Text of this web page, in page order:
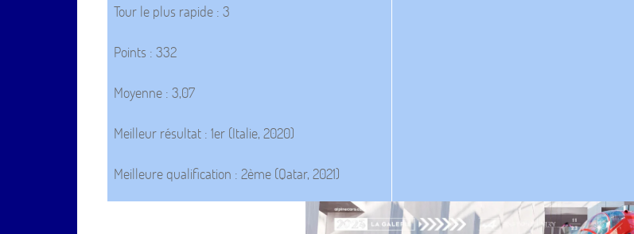
Tour le plus rapide : 3
Points : 332
Moyenne : 3,07
Meilleur résultat : 1er (Italie, 2020)
Meilleure qualification : 2ème (Qatar, 2021)